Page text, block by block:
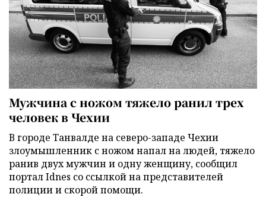
Мужчина с ножом тяжело ранил трех
человек в Чехии
В городе Танвалде на северо-западе Чехии
злоумышленник с ножом напал на людей, тяжело
ранив двух мужчин и одну женщину, сообщил
портал Idnes со ссылкой на представителей
полиции и скорой помощи.